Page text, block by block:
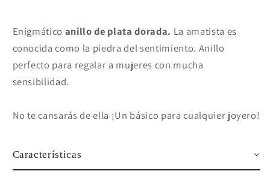
Enigmático anillo de plata dorada. La amatista es
conocida como la piedra del sentimiento. Anillo
perfecto para regalar a mujeres con mucha
sensibilidad.
No te cansarás deella ¡Un básico para cualquier joyero!
Características